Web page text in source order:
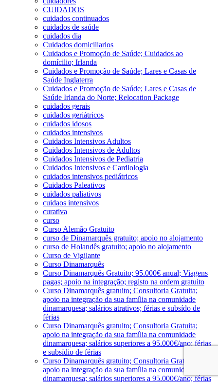
CUIDADOS
cuidados continuados
cuidados de saúde
cuidados dia
Cuidados domiciliarios
Cuidados e Promoção de Saúde; Cuidados ao
domícilio; Irlanda
Cuidados e Promoção de Saúde; Lares e Casas de
Saúde Inglaterra
Cuidados e Promoção de Saúde; Lares e Casas de
Saúde Irlanda do Norte; Relocation Package
cuidados gerais
cuidados geriátricos
cuidados idosos
cuidados intensivos
Cuidados Intensivos Adultos
Cuidados Intensivos de Adultos
Cuidados Intensivos de Pediatria
Cuidados Intensivos e Cardiologia
cuidados intensivos pediátricos
Cuidados Paleativos
cuidados paliativos
cuidaos intensivos
curativa
curso
Curso Alemão Gratuito
curso de Dinamarquês gratuito; apoio no alojamento
curso de Holandês gratuito; apoio no alojamento
Curso de Vigilante
Curso Dinamarquês
Curso Dinamarquês Gratuito; 95.000€ anual; Viagens
pagas; apoio na integração; registo na ordem gratuito
Curso Dinamarquês gratuito; Consultoria Gratuita;
apoio na integração da sua família na comunidade
dinamarquesa; salários atrativos; férias e subsído de
férias
Curso Dinamarquês gratuito; Consultoria Gratuita;
apoio na integração da sua família na comunidade
dinamarquesa; salários superiores a 95.000€/ano; férias
e subsídio de férias
Curso Dinamarquês gratuito; Consultoria Gratuita;
apoio na integração da sua família na comunidade
dinamarquesa; salários superiores a 95.000€/ano; férias